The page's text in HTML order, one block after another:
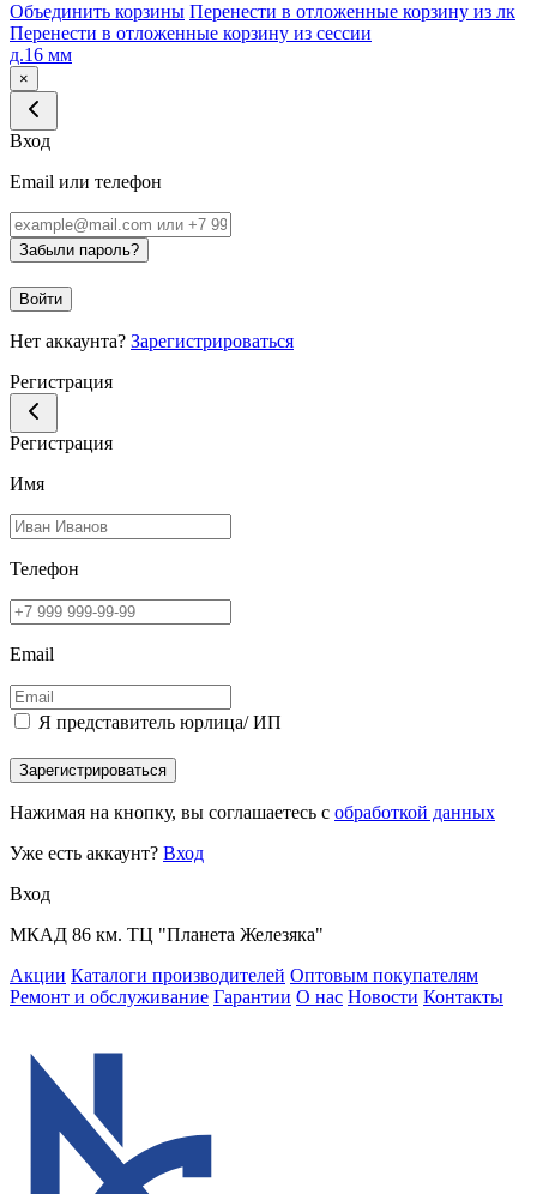
Объединить корзины Перенести в отложенные корзину из лк
Перенести в отложенные корзину из сессии
д.16 мм
×
Вход
Email или телефон
Забыли пароль?
Войти
Нет аккаунта? Зарегистрироваться
Регистрация
Регистрация
Имя
Телефон
Email
Я представитель юрлица/ ИП
Зарегистрироваться
Нажимая на кнопку, вы соглашаетесь с обработкой данных
Уже есть аккаунт? Вход
Вход
МКАД 86 км. ТЦ "Планета Железяка"
Акции Каталоги производителей Оптовым покупателям
Ремонт и обслуживание Гарантии О нас Новости Контакты